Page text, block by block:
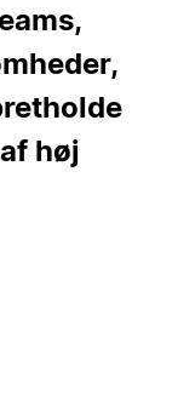
høj